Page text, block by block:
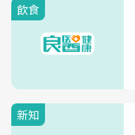
飲食
新知